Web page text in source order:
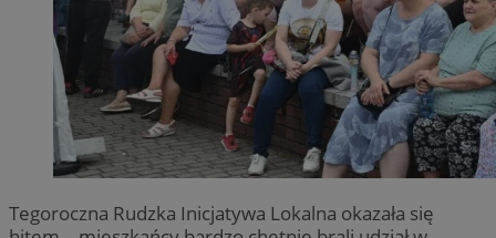
Tegoroczna Rudzka Inicjatywa Lokalna okazała się